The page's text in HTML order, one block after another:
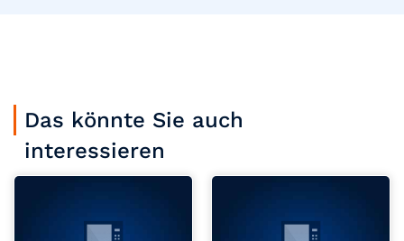
Das könnte Sie auch
interessieren